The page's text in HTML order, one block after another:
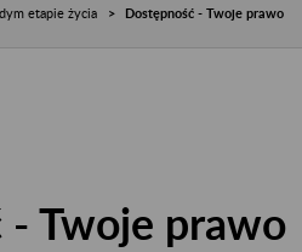
etapie życia Dostępność - Twoje prawo
- Twoje prawo